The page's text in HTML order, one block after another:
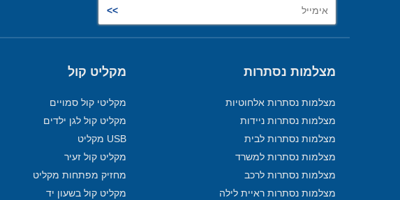
מצלמות נסתרות
מצלמות נסתרות אלחוטיות
מצלמות נסתרות ניידות
מצלמות נסתרות לבית
מצלמות נסתרות למשרד
מצלמות נסתרות לרכב
מצלמות נסתרות ראיית לילה
מקליט קול
מקליטי קול סמויים
מקליט קול לגן ילדים
USB מקליט
מקליט קול זעיר
מחזיק מפתחות מקליט
מקליט קול בשעון יד